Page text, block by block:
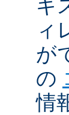
キ
ィ
が
の
情